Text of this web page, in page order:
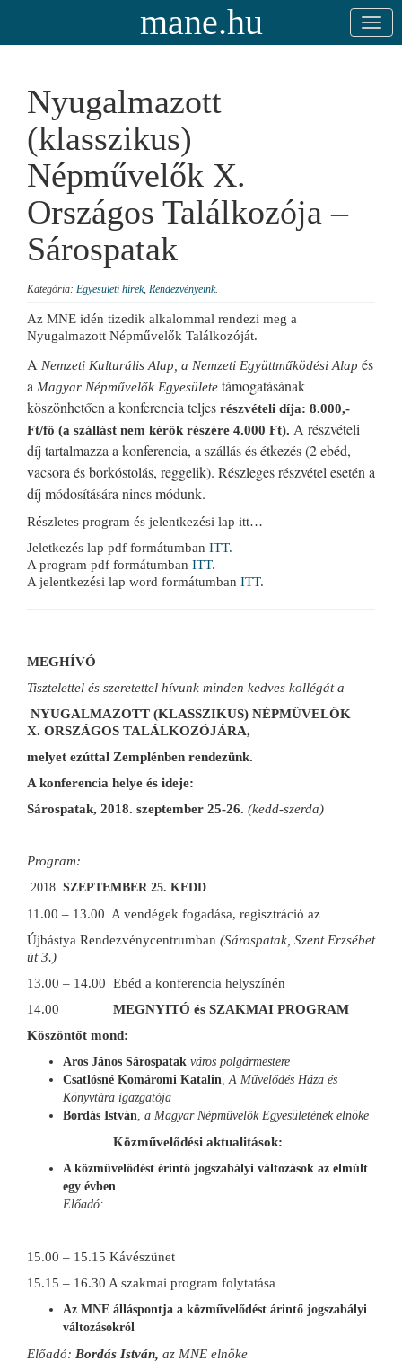
mane.hu
Nyugalmazott
(klasszikus)
Népművelők X.
Országos Találkozója –
Sárospatak
Kategória: Egyesületi hírek, Rendezvényeink.
Az MNE idén tizedik alkalommal rendezi meg a
Nyugalmazott Népművelők Találkozóját.
A Nemzeti Kulturális Alap, a Nemzeti Együttműködési Alap és
a Magyar Népművelők Egyesülete támogatásának
köszönhetően a konferencia teljes részvételi díja: 8.000,-
Ft/fő (a szállást nem kérők részére 4.000 Ft). A részvételi
díj tartalmazza a konferencia, a szállás és étkezés (2 ebéd,
vacsora és borkóstolás, reggelik). Részleges részvétel esetén a
díj módosítására nincs módunk.
Részletes program és jelentkezési lap itt…
Jeletkezés lap pdf formátumban ITT.
A program pdf formátumban ITT.
A jelentkezési lap word formátumban ITT.
MEGHÍVÓ
Tisztelettel és szeretettel hívunk minden kedves kollégát a
NYUGALMAZOTT (KLASSZIKUS) NÉPMŰVELŐK
X. ORSZÁGOS TALÁLKOZÓJÁRA,
melyet ezúttal Zemplénben rendezünk.
A konferencia helye és ideje:
Sárospatak, 2018. szeptember 25-26. (kedd-szerda)
Program:
SZEPTEMBER 25. KEDD
11.00 – 13.00 A vendégek fogadása, regisztráció az
Újbástya Rendezvénycentrumban (Sárospatak, Szent Erzsébet
út 3.)
13.00 – 14.00 Ebéd a konferencia helyszínén
14.00 MEGNYITÓ és SZAKMAI PROGRAM
Köszöntőt mond:
Aros János Sárospatak város polgármestere
Csatlósné Komáromi Katalin,A Művelődés Háza és
Könyvtára igazgatója
Bordás István, a Magyar Népművelők Egyesületének elnöke
Közművelődési aktualitások:
A közművelődést érintő jogszabályi változások az elmúlt
egy évben
Előadó:
15.00 – 15.15 Kávészünet
15.15 – 16.30 A szakmai program folytatása
Az MNE álláspontja a közművelődést árintő jogszabályi
változásokról
Előadó: Bordás István, az MNE elnöke